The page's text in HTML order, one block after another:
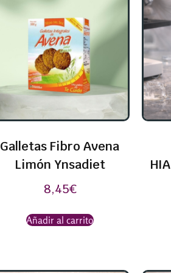
Galletas Fibro Avena
Limón Ynsadiet
8,45€
Añadir al carrito